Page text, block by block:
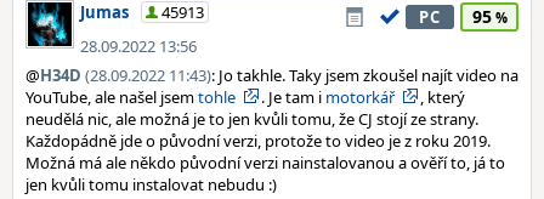
Jumas
45913
28.09.2022 13:56
PC 95
@H34D (28.09.2022 11:43): Jo takhle. Taky jsem zkoušel najít video na
YouTube, ale našel jsemtohle . Je tam i motorkář
, který
neudělá nic, ale možná je to jen kvůli tomu, že CJ stojí ze strany.
Každopádně jde o původní verzi, protože to video je z roku 2019.
Možná má ale někdo původní verzi nainstalovanou a ověří to, já to
jen kvůli tomu instalovat nebudu :)